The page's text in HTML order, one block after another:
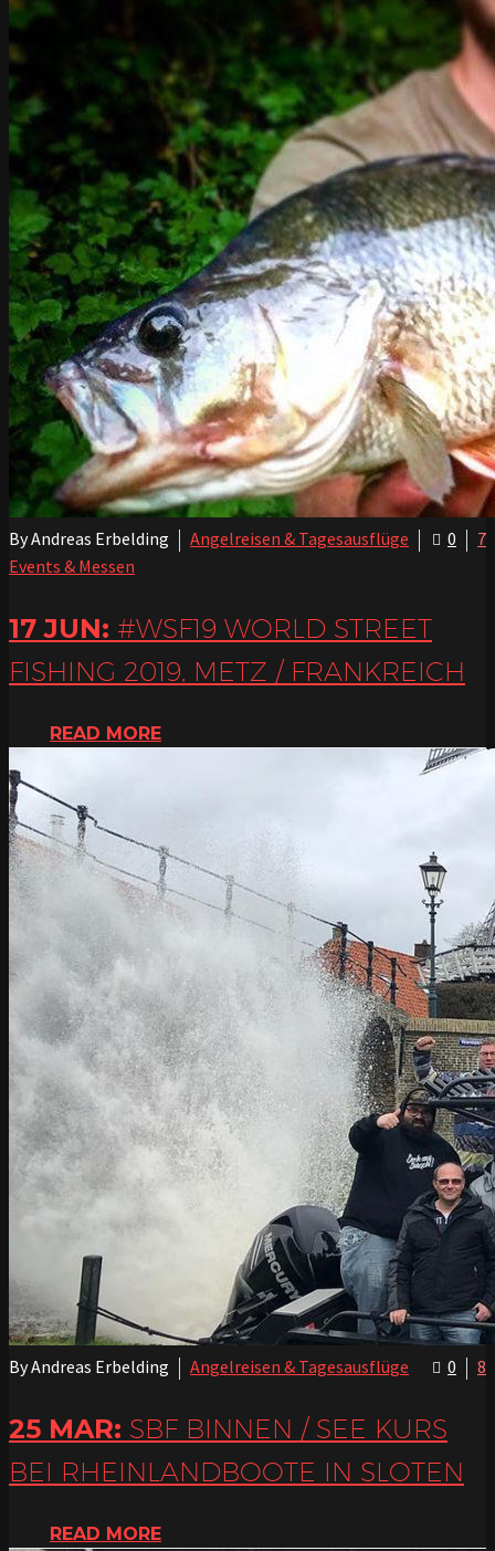
0 7
By Andreas Erbelding
Angelreisen & Tagesausflüge
Events & Messen
17 JUN: #WSF19 WORLD STREET
FISHING 2019, METZ / FRANKREICH
READ MORE
0 8
By Andreas Erbelding Angelreisen & Tagesausflüge
25 MAR: SBF BINNEN / SEE KURS
BEI RHEINLANDBOOTE IN SLOTEN
READ MORE